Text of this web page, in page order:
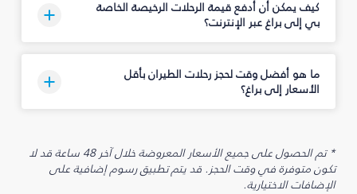
كيف يمكن أن أدفع قيمة الرحلات الرخيصة الخاصة
بي إلى براغ عبر الإنترنت؟
ما هو أفضل وقت لحجز رحلات الطيران بأقل
الأسعار إلى براغ؟
* تم الحصول على جميع الأسعار المعروضة خلال آخر 48 ساعة قد لا
تكون متوفرة في وقت الحجز. قد يتم تطبيق رسوم إضافية على
الإضافات الاختيارية.